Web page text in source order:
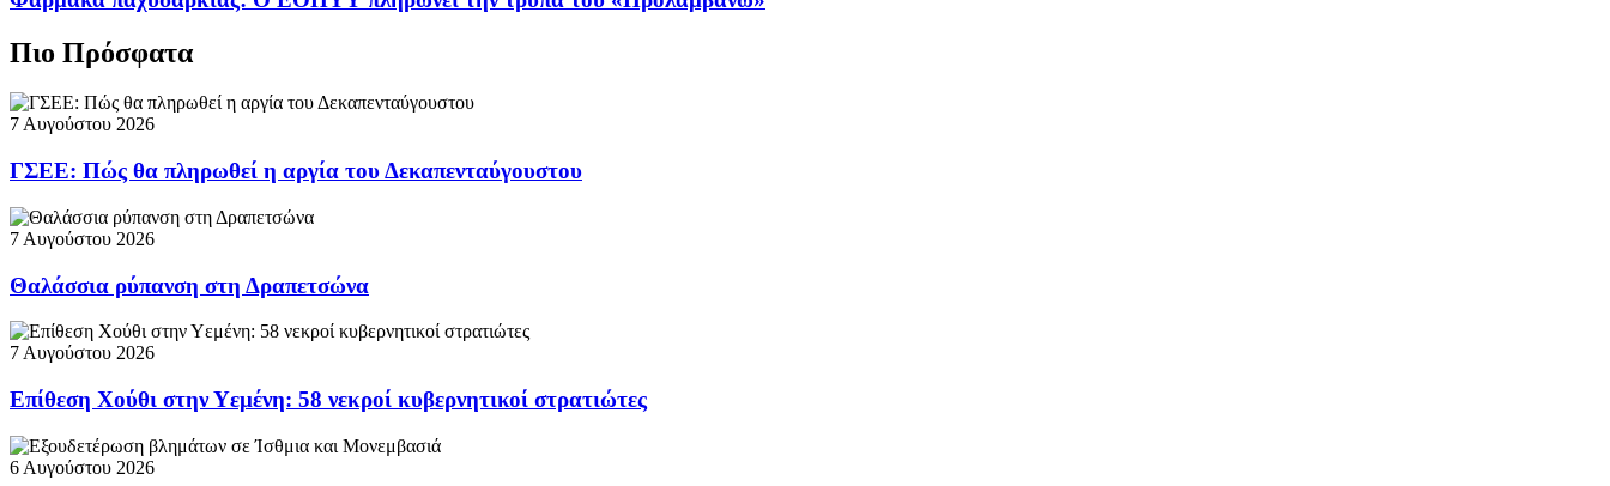
Πιο Πρόσφατα
7 Αυγούστου 2026
ΓΣΕΕ: Πώς θα πληρωθεί η αργία του Δεκαπενταύγουστου
7 Αυγούστου 2026
Θαλάσσια ρύπανση στη Δραπετσώνα
7 Αυγούστου 2026
Επίθεση Χούθι στην Υεμένη: 58 νεκροί κυβερνητικοί στρατιώτες
6 Αυγούστου 2026